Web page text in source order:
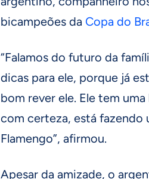
bicampeões da Copa do
“Falamos do futuro da
dicas para ele, porque já
bom rever ele. Ele tem
com certeza, está fazendo
Flamengo”, afirmou.
Apesar da amizade, o